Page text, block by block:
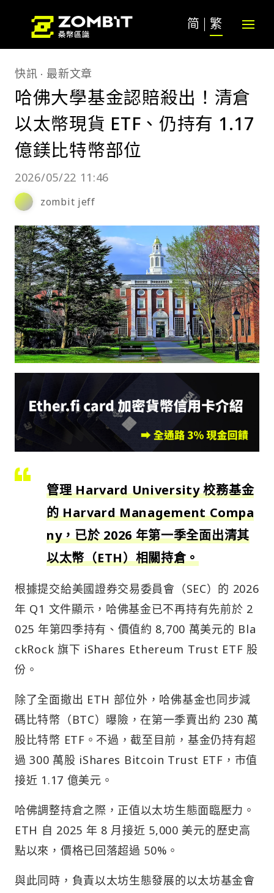
简 繁
快訊 最新文章
哈佛大學基金認賠殺出！清倉
以太幣現貨 ETF、仍持有 1.17
億鎂比特幣部位
2026/05/22 11:46
zombit jeff
管理 Harvard University 校務基金
的 Harvard Management Compa
ny，已於 2026 年第一季全面出清其
以太幣（ETH）相關持倉。
根據提交給美國證券交易委員會（SEC）的 2026
年 Q1 文件顯示，哈佛基金已不再持有先前於 2
025 年第四季持有、價值約 8,700 萬美元的 Bla
ckRock 旗下 iShares Ethereum Trust ETF 股
份。
除了全面撤出 ETH 部位外，哈佛基金也同步減
碼比特幣（BTC）曝險，在第一季賣出約 230 萬
股比特幣 ETF。不過，截至目前，基金仍持有超
過 300 萬股 iShares Bitcoin Trust ETF，市值
接近 1.17 億美元。
哈佛調整持倉之際，正值以太坊生態面臨壓力。
ETH 自 2025 年 8 月接近 5,000 美元的歷史高
點以來，價格已回落超過 50%。
與此同時，負責以太坊生態發展的以太坊基金會